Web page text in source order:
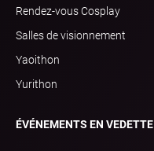
Rendez-vous Cosplay
Salles de visionnement
Yaoithon
Yurithon
ÉVÉNEMENTS EN VEDETTE